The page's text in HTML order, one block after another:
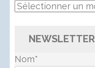
Nos
NEWSLETTER
Nom*